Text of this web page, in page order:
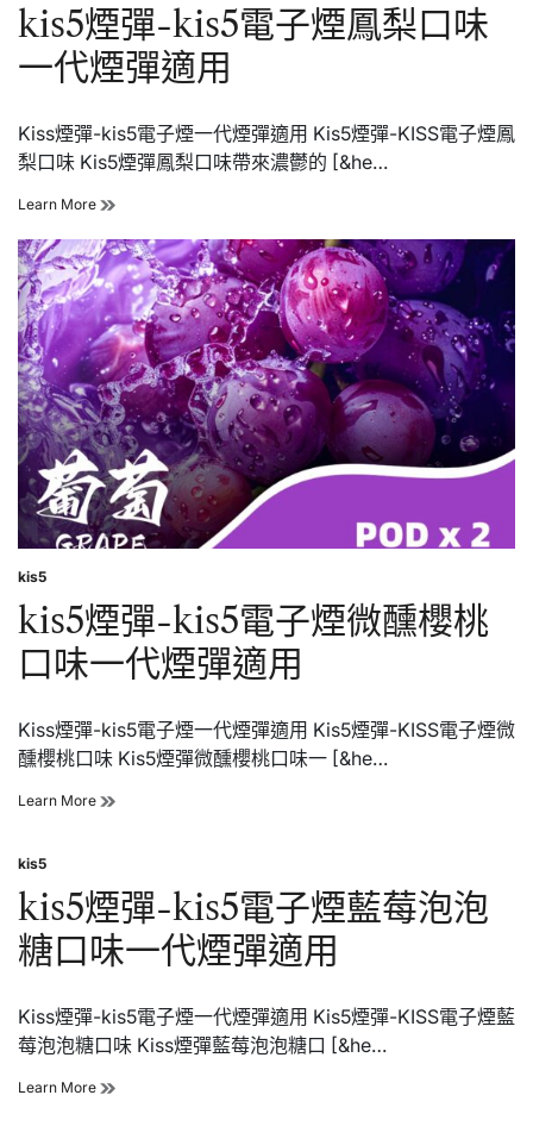
in
kis5煙彈-kis5電子煙鳳梨口味
一代煙彈適用
Kiss煙彈-kis5電子煙一代煙彈適用 Kis5煙彈-KISS電子煙鳳
梨口味 Kis5煙彈鳳梨口味帶來濃鬱的 [&he…
Learn More kis5
彈-
kis5
電
子
煙
鳳
梨
口
味
一
代
煙
彈
適
用
Posted
in
kis5
kis5煙彈-kis5電子煙微醺櫻桃
口味一代煙彈適用
Kiss煙彈-kis5電子煙一代煙彈適用 Kis5煙彈-KISS電子煙微
醺櫻桃口味 Kis5煙彈微醺櫻桃口味一 [&he…
Learn More kis5
子
煙
微
醺
桃
口
味
代
Posted
in
kis5
kis5煙彈-kis5電子煙藍莓泡泡
糖口味一代煙彈適用
Kiss煙彈-kis5電子煙一代煙彈適用 Kis5煙彈-KISS電子煙藍
莓泡泡糖口味 Kiss煙彈藍莓泡泡糖口 [&he…
Learn More kis5